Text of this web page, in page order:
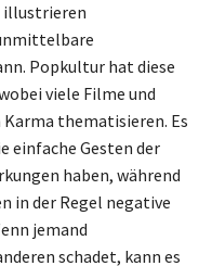
illustrieren
Popkultur hat diese
viele Filme und
thematisieren. Es
einfache Gesten der
haben, während
in der Regel negative
jemand
schadet, kann es